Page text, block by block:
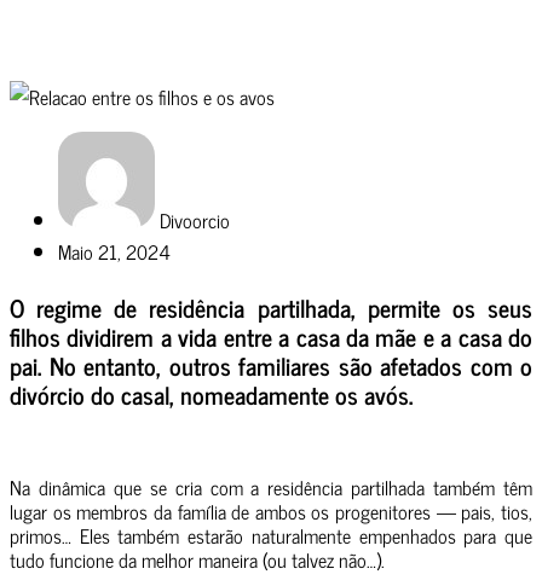
Divoorcio
Maio 21, 2024
O regime de residência partilhada, permite os seus
filhos dividirem a vida entre a casa da mãe e a casa do
pai. No entanto, outros familiares são afetados com o
divórcio do casal, nomeadamente os avós.
Na dinâmica que se cria com a residência partilhada também têm
lugar os membros da família de ambos os progenitores — pais, tios,
primos… Eles também estarão naturalmente empenhados para que
tudo funcione da melhor maneira (ou talvez não…).